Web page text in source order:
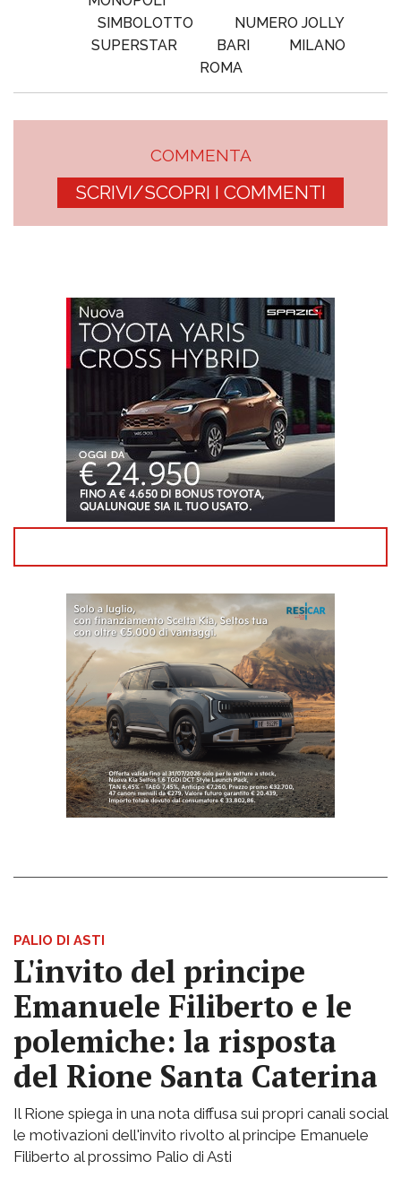
SIMBOLOTTO
NUMERO JOLLY
SUPERSTAR
BARI
MILANO
ROMA
COMMENTA
SCRIVI/SCOPRI I COMMENTI
PALIO DI ASTI
L'invito del principe
Emanuele Filiberto e le
polemiche: la risposta
del Rione Santa Caterina
Il Rione spiega in una nota diffusa sui propri canali social
le motivazioni dell'invito rivolto al principe Emanuele
Filiberto al prossimo Palio di Asti